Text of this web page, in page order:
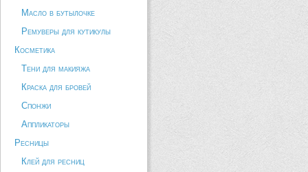
Масло в бутылочке
Ремуверы для кутикулы
Косметика
Тени для макияжа
Краска для бровей
Спонжи
Аппликаторы
Ресницы
Клей для ресниц